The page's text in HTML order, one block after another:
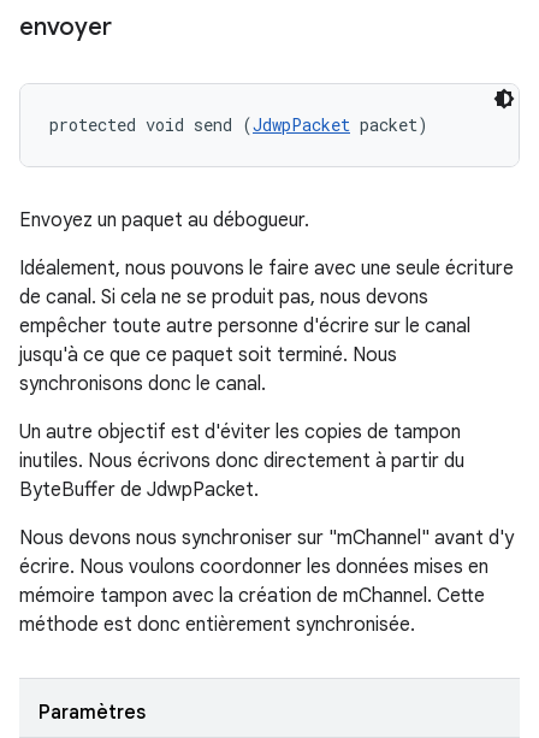
envoyer
protected void send (JdwpPacket packet)
Envoyez un paquet au débogueur.
Idéalement, nous pouvons le faire avec une seule écriture
de canal. Si cela ne se produit pas, nous devons
empêcher toute autre personne d'écrire sur le canal
jusqu'à ce que ce paquet soit terminé. Nous
synchronisons donc le canal.
Un autre objectif est d'éviter les copies de tampon
inutiles. Nous écrivons donc directement à partir du
ByteBuffer de JdwpPacket.
Nous devons nous synchroniser sur "mChannel" avant d'y
écrire. Nous voulons coordonner les données mises en
mémoire tampon avec la création de mChannel. Cette
méthode est donc entièrement synchronisée.
Paramètres